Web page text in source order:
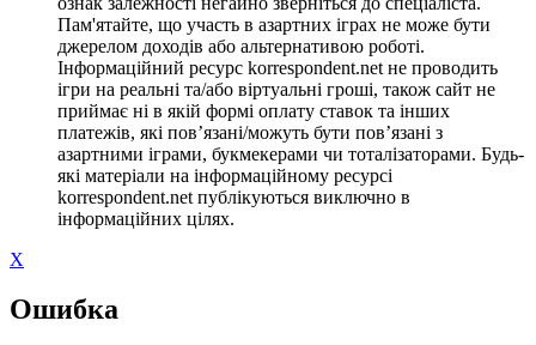
Пам'ятайте, що участь в азартних іграх не може бути
джерелом доходів або альтернативою роботі.
Інформаційний ресурс korrespondent.net не проводить
ігри на реальні та/або віртуальні гроші, також сайт не
приймає ні в якій формі оплату ставок та інших
платежів, які пов’язані/можуть бути пов’язані з
азартними іграми, букмекерами чи тоталізаторами. Будь-
які матеріали на інформаційному ресурсі
korrespondent.net публікуються виключно в
інформаційних цілях.
X
Ошибка